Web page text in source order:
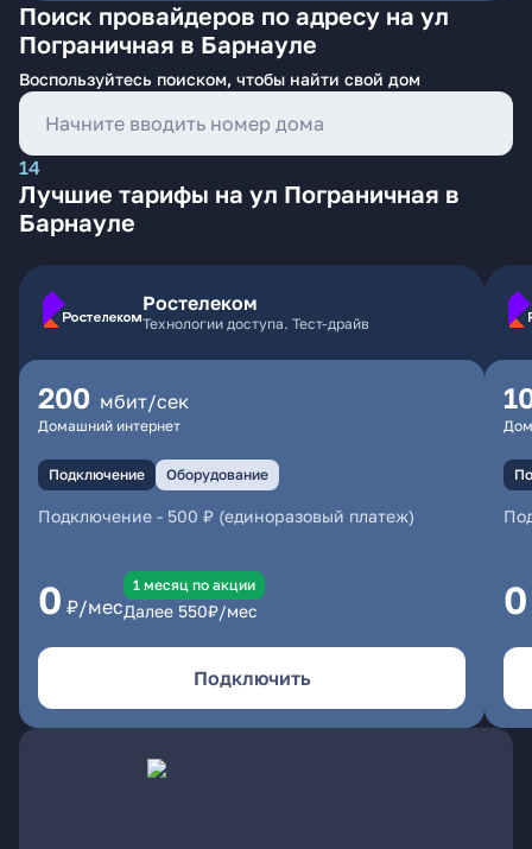
Поиск провайдеров по адресу на ул
Пограничная в Барнауле
Воспользуйтесь поиском, чтобы найти свой дом
14
Лучшие тарифы на ул Пограничная в
Барнауле
Ростелеком
Технологии доступа. Тест-драйв
200 мбит/сек
Домашний интернет
Подключение Оборудование
Подключение - 500 ₽ (единоразовый платеж)
0 ₽/мес
1 месяц по акции
Далее 550₽/мес
Подключить
0